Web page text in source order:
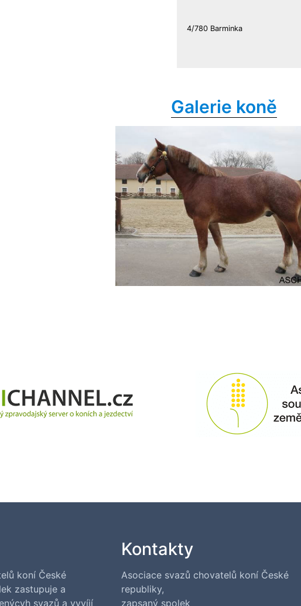
4/780 Barminka
Galerie koně
koní České
zastupuje a
svazů a vyvíjí
Kontakty
Asociace svazů chovatelů koní České
republiky,
zapsaný spolek